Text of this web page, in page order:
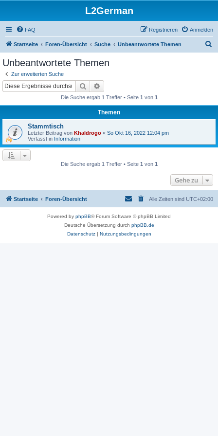
L2German
FAQ Anmelden
Registrieren
Startseite Foren-Übersicht Suche Unbeantwortete Themen
Unbeantwortete Themen
Zur erweiterten Suche
Suche
Die Suche ergab 1 Treffer • Seite 1 von 1
Themen
Stammtisch
Letzter Beitrag von Khaldrogo « So Okt 16, 2022 12:04 pm
Verfasst in Information
Die Suche ergab 1 Treffer • Seite 1 von 1
Gehe zu
Startseite Foren-Übersicht Alle Zeiten sind UTC+02:00
Powered by phpBB® Forum Software © phpBB Limited
Deutsche Übersetzung durch phpBB.de
Datenschutz| Nutzungsbedingungen